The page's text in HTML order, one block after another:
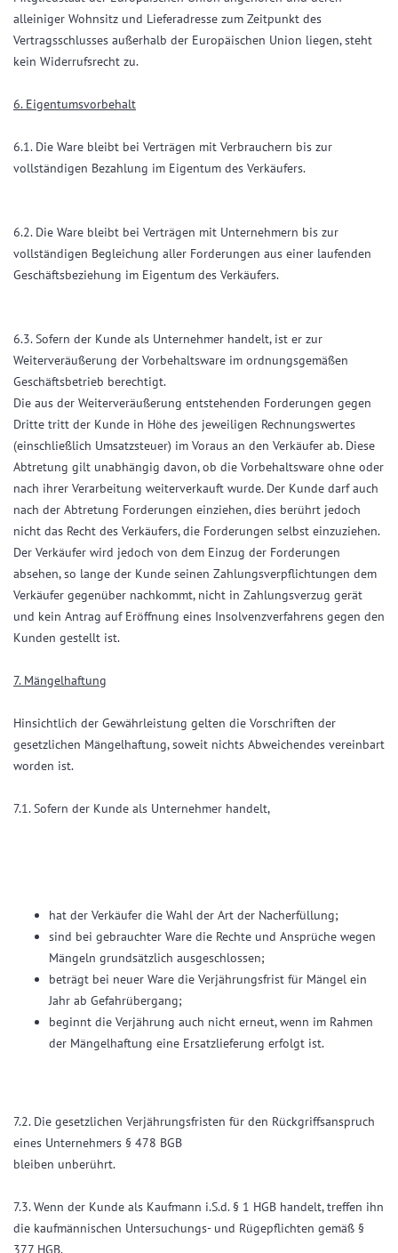
alleiniger Wohnsitz und Lieferadresse zum Zeitpunkt des
Vertragsschlusses außerhalb der Europäischen Union liegen, steht
kein Widerrufsrecht zu.
6. Eigentumsvorbehalt
6.1. Die Ware bleibt bei Verträgen mit Verbrauchern bis zur
vollständigen Bezahlung im Eigentum des Verkäufers.
6.2. Die Ware bleibt bei Verträgen mit Unternehmern bis zur
vollständigen Begleichung aller Forderungen aus einer laufenden
Geschäftsbeziehung im Eigentum des Verkäufers.
6.3. Sofern der Kunde als Unternehmer handelt, ist er zur
Weiterveräußerung der Vorbehaltsware im ordnungsgemäßen
Geschäftsbetrieb berechtigt.
Die aus der Weiterveräußerung entstehenden Forderungen gegen
Dritte tritt der Kunde in Höhe des jeweiligen Rechnungswertes
(einschließlich Umsatzsteuer) im Voraus an den Verkäufer ab. Diese
Abtretung gilt unabhängig davon, ob die Vorbehaltsware ohne oder
nach ihrer Verarbeitung weiterverkauft wurde. Der Kunde darf auch
nach der Abtretung Forderungen einziehen, dies berührt jedoch
nicht das Recht des Verkäufers, die Forderungen selbst einzuziehen.
Der Verkäufer wird jedoch von dem Einzug der Forderungen
absehen, so lange der Kunde seinen Zahlungsverpflichtungen dem
Verkäufer gegenüber nachkommt, nicht in Zahlungsverzug gerät
und kein Antrag auf Eröffnung eines Insolvenzverfahrens gegen den
Kunden gestellt ist.
7. Mängelhaftung
Hinsichtlich der Gewährleistung gelten die Vorschriften der
gesetzlichen Mängelhaftung, soweit nichts Abweichendes vereinbart
worden ist.
7.1. Sofern der Kunde als Unternehmer handelt,
hat der Verkäufer die Wahl der Art der Nacherfüllung;
sind bei gebrauchter Ware die Rechte und Ansprüche wegen
Mängeln grundsätzlich ausgeschlossen;
beträgt bei neuer Ware die Verjährungsfrist für Mängel ein
Jahr ab Gefahrübergang;
beginnt die Verjährung auch nicht erneut, wenn im Rahmen
der Mängelhaftung eine Ersatzlieferung erfolgt ist.
7.2. Die gesetzlichen Verjährungsfristen für den Rückgriffsanspruch
eines Unternehmers § 478 BGB
bleiben unberührt.
7.3. Wenn der Kunde als Kaufmann i.S.d. § 1 HGB handelt, treffen ihn
die kaufmännischen Untersuchungs- und Rügepflichten gemäß §
377 HGB.